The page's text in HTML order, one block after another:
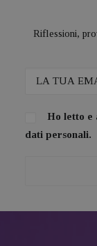
Riflessioni,
Ho letto e
dati personali.